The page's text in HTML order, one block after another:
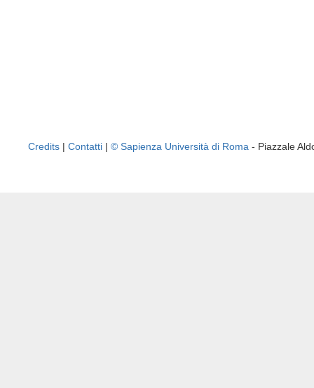
Credits | Contatti | © Sapienza Università di Roma - Piazzale